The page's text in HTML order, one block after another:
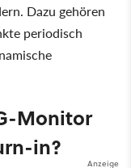
Dazu gehören
periodisch
Monitor
in?